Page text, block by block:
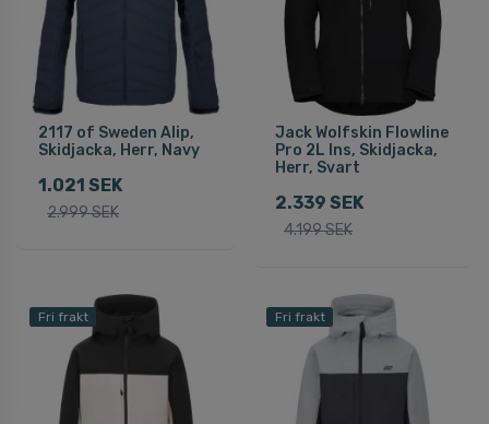
2117 of Sweden Alip,
Skidjacka, Herr, Navy
1.021 SEK
2.999 SEK
Jack Wolfskin Flowline
Pro 2L Ins, Skidjacka,
Herr, Svart
2.339 SEK
4.199 SEK
Fri frakt Fri frakt